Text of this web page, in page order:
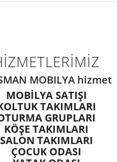
MOBİLYA SATIŞI
TAKIMLARI
GRUPLARI
KÖŞE TAKIMLARI
SALON TAKIMLARI
ÇOCUK ODASI